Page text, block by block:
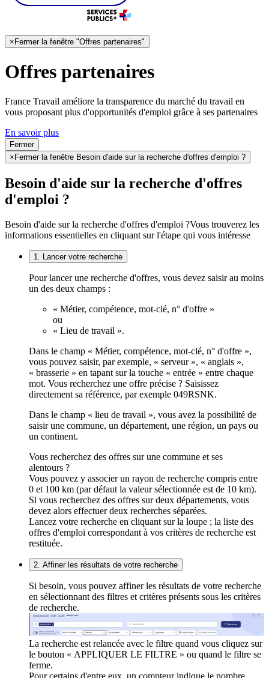
× Fermer la fenêtre "Offres partenaires"
Offres partenaires
France Travail améliore la transparence du marché du travail en
vous proposant plus d'opportunités d'emploi grâce à ses partenaires
En savoir plus
Fermer
×Fermer la fenêtre Besoin d'aide sur la recherche d'offres d'emploi ?
Besoin d'aide sur la recherche d'offres
d'emploi ?
Besoin d'aide sur la recherche d'offres d'emploi ?Vous trouverez les
informations essentielles en cliquant sur l'étape qui vous intéresse
1. Lancer votre recherche
Pour lancer une recherche d'offres, vous devez saisir au moins
un des deux champs :
« Métier, compétence, mot-clé, n° d'offre »
ou
« Lieu de travail ».
Dans le champ « Métier, compétence, mot-clé, n° d'offre »,
vous pouvez saisir, par exemple, « serveur », « anglais »,
« brasserie » en tapant sur la touche « entrée » entre chaque
mot. Vous recherchez une offre précise ? Saisissez
directement sa référence, par exemple 049RSNK.
Dans le champ « lieu de travail », vous avez la possibilité de
saisir une commune, un département, une région, un pays ou
un continent.
Vous recherchez des offres sur une commune et ses
alentours ?
Vous pouvez y associer un rayon de recherche compris entre
0 et 100 km (par défaut la valeur sélectionnée est de 10 km).
Si vous recherchez des offres sur deux départements, vous
devez alors effectuer deux recherches séparées.
Lancez votre recherche en cliquant sur la loupe ; la liste des
offres d'emploi correspondant à vos critères de recherche est
restituée.
2. Affiner les résultats de votre recherche
Si besoin, vous pouvez affiner les résultats de votre recherche
en sélectionnant des filtres et critères présents sous les critères
de recherche.
La recherche est relancée avec le filtre quand vous cliquez sur
le bouton « APPLIQUER LE FILTRE » ou quand le filtre se
ferme.
Pour certains d'entre eux, un compteur indique le nombre